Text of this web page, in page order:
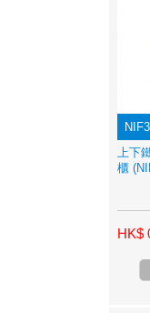
上下
櫃
HK$